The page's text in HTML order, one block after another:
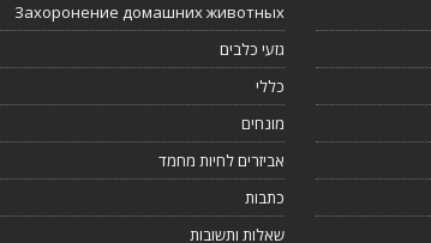
Захоронение домашних животных
גזעי כלבים
כללי
מונחים
אביזרים לחיות מחמד
כתבות
שאלות ותשובות